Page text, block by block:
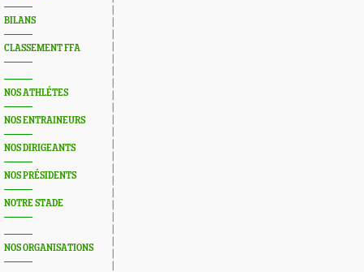
BILANS
CLASSEMENT FFA
NOS ATHLÉTES
NOS ENTRAINEURS
NOS DIRIGEANTS
NOS PRÉSIDENTS
NOTRE STADE
NOS ORGANISATIONS